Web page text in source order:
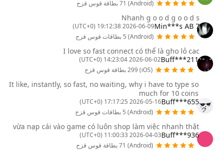
(Android) 71 بطاقة قوس قزح
Nhanh g o o d g o o d s
7 Min***s AB
2026-06-09 19:12:38 (UTC+0)
(Android) 5 بطاقات قوس قزح
I love so fast connect có thể là gho lỏ cac
Buff***211
2026-06-02 14:23:04 (UTC+0)
(iOS) 299 بطاقة قوس قزح
It like, instantly, so fast, no waiting, why i have to type so
much for 10 coins
Buff***655
2026-05-16 17:17:25 (UTC+0)
(Android) 5 بطاقات قوس قزح
vừa nạp cái vào game có luôn shop làm việc nhanh thật
Buff***936
2026-04-03 11:00:33 (UTC+0)
(Android) 71 بطاقة قوس قزح